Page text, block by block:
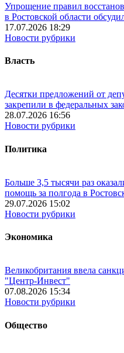
Упрощение правил
в Ростовской области
17.07.2026 18:29
Новости рубрики
Власть
Десятки предложений от
закрепили в федеральных
28.07.2026 16:56
Новости рубрики
Политика
Больше 3,5 тысячи раз
помощь за полгода в
29.07.2026 15:02
Новости рубрики
Экономика
Великобритания ввела
"Центр-Инвест"
07.08.2026 15:34
Новости рубрики
Общество